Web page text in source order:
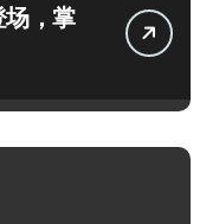
，掌